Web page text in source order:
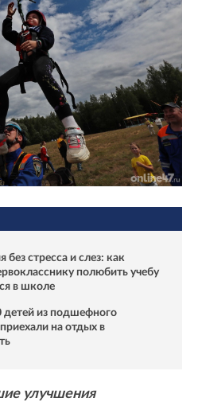
без стресса и слез: как
полюбить учебу
в школе
детей из подшефного
на отдых в
улучшения